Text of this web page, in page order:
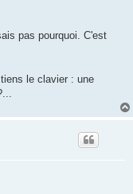
pas pourquoi. C'est
le clavier : une